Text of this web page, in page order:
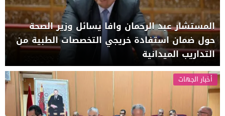
المستشار عبد الرحمان وافا يسائل وزير الصحة
حول ضمان استفادة خريجي التخصصات الطبية من
التداريب الميدانية
أخبار الجهات